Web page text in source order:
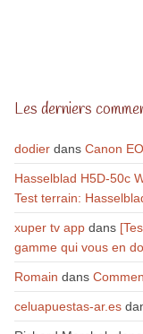
Les derniers
dodierdans Canon
Hasselblad H5D-50c
Test terrain:
xuper tv appdans
gamme qui vous en
Romain dans
celuapuestas-ar.es